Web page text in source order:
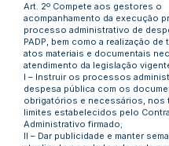
Art. 2º Compete aos gestores o
acompanhamento da execução
processo administrativo de
PADP, bem como a realização
atos materiais e documentais
atendimento da legislação
I – Instruir os processos
despesa pública com os
obrigatórios e necessários, nos
limites estabelecidos pelo
Administrativo firmado;
II – Dar publicidade e manter